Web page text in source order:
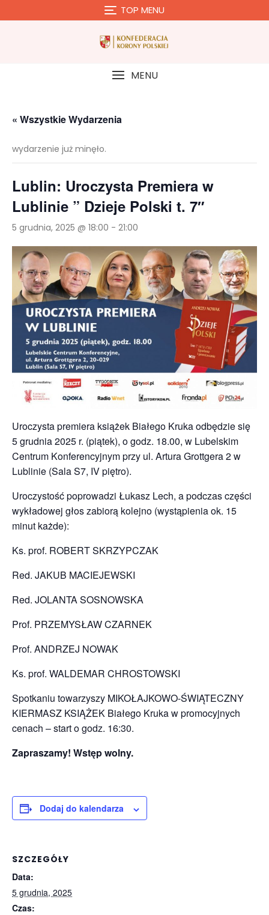
to
TOP MENU
MENU
« Wszystkie Wydarzenia
wydarzenie już minęło.
Lublin: Uroczysta Premiera w
Lublinie ” Dzieje Polski t. 7″
5 grudnia, 2025 @ 18:00 - 21:00
Uroczysta premiera książek Białego Kruka odbędzie się
5 grudnia 2025 r. (piątek), o godz. 18.00, w Lubelskim
Centrum Konferencyjnym przy ul. Artura Grottgera 2 w
Lublinie (Sala S7, IV piętro).
Uroczystość poprowadzi Łukasz Lech, a podczas części
wykładowej głos zabiorą kolejno (wystąpienia ok. 15
minut każde):
Ks. prof. ROBERT SKRZYPCZAK
Red. JAKUB MACIEJEWSKI
Red. JOLANTA SOSNOWSKA
Prof. PRZEMYSŁAW CZARNEK
Prof. ANDRZEJ NOWAK
Ks. prof. WALDEMAR CHROSTOWSKI
Spotkaniu towarzyszy MIKOŁAJKOWO-ŚWIĄTECZNY
KIERMASZ KSIĄŻEK Białego Kruka w promocyjnych
cenach – start o godz. 16:30.
Zapraszamy! Wstęp wolny.
Dodaj do kalendarza
SZCZEGÓŁY
Data:
5 grudnia, 2025
Czas: